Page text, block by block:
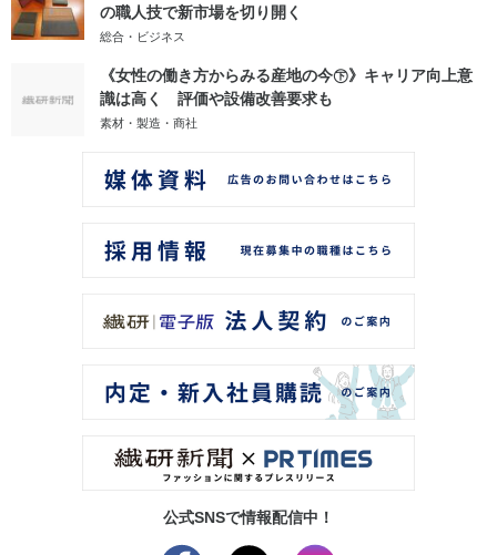
の職人技で新市場を切り開く
総合・ビジネス
《女性の働き方からみる産地の今㊦》キャリア向上意
識は高く 評価や設備改善要求も
素材・製造・商社
公式SNSで情報配信中！